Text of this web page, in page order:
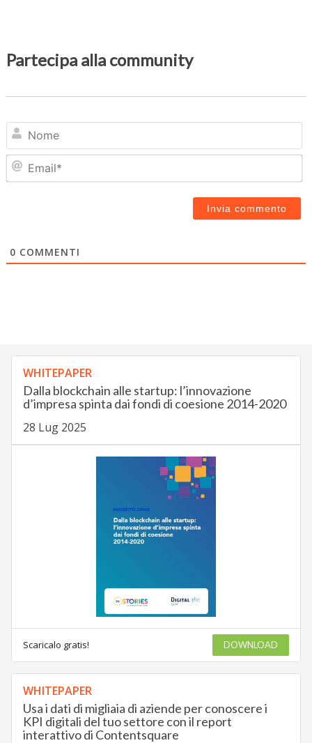
Partecipa alla community
0 COMMENTI
WHITEPAPER
Dalla blockchain alle startup: l’innovazione
d’impresa spinta dai fondi di coesione 2014-2020
28 Lug 2025
Scaricalo gratis! DOWNLOAD
WHITEPAPER
Usa i dati di migliaia di aziende per conoscere i
KPI digitali del tuo settore con il report
interattivo di Contentsquare